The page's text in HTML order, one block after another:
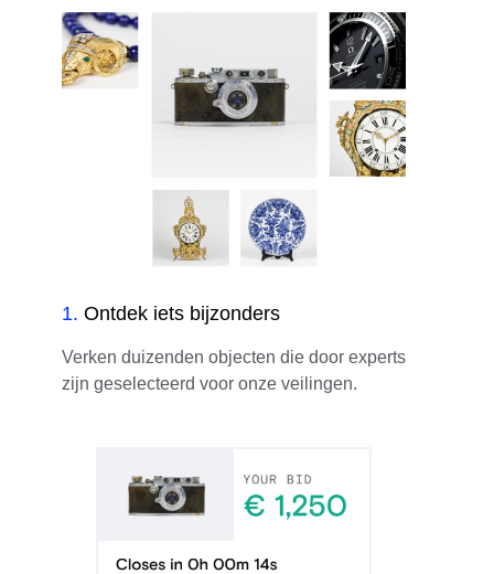
1. Ontdek iets bijzonders
Verken duizenden objecten die door experts
zijn geselecteerd voor onze veilingen.